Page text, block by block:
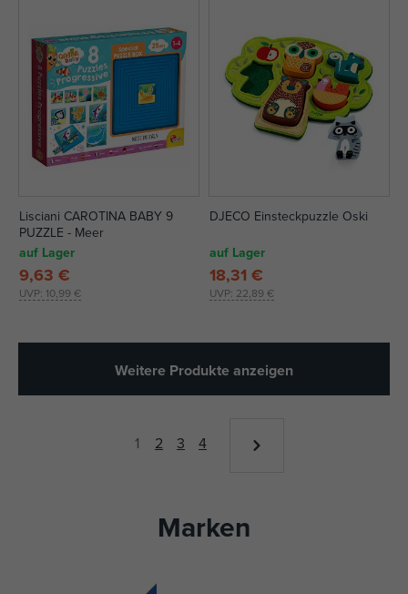
Lisciani CAROTINA BABY 9
PUZZLE - Meer
auf Lager
UVP: 10,99 €
9,63 €
DJECO Einsteckpuzzle Oski
auf Lager
UVP: 22,89 €
18,31 €
Weitere Produkte anzeigen
1 2 3 4
Marken